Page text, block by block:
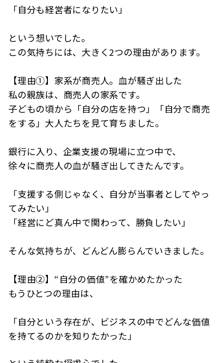
「自分も経営者になりたい」
という想いでした。
この気持ちには、大きく2つの理由があります。
【理由①】家系が商売人。血が騒ぎ出した
私の親族は、商売人の家系です。
子どもの頃から「自分の店を持つ」「自分で商売
をする」大人たちを見て育ちました。
銀行に入り、企業支援の現場に立つ中で、
徐々に商売人の血が騒ぎ出してきたんです。
「支援する側じゃなく、自分が当事者としてやっ
てみたい」
「経営にど真ん中で関わって、勝負したい」
そんな気持ちが、どんどん膨らんでいきました。
【理由②】“自分の価値”を確かめたかった
もうひとつの理由は、
「自分という存在が、ビジネスの中でどんな価値
を持てるのかを知りたかった」